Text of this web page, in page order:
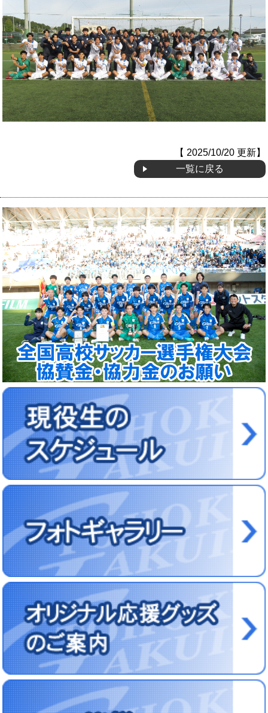
【 2025/10/20 更新】
一覧に戻る